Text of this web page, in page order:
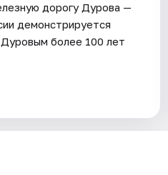
дорогу Дурова —
демонстрируется
более 100 лет